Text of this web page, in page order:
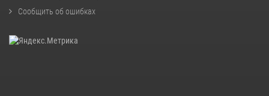
Сообщить об ошибках